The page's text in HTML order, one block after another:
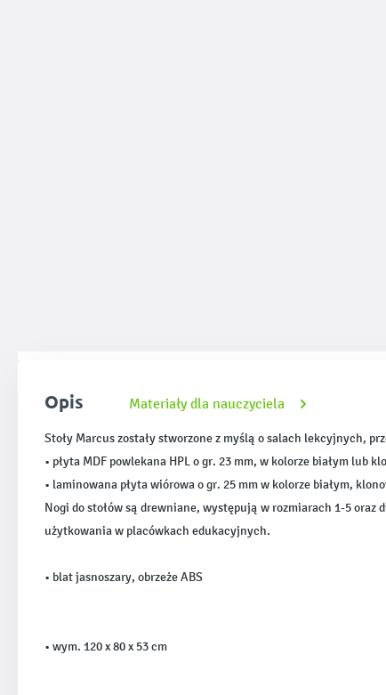
Opis Materiały dla nauczyciela
Stoły Marcus zostały stworzone z myślą o salach lekcyjnych,
• płyta MDF powlekana HPL o gr. 23 mm, w kolorze białym lub
• laminowana płyta wiórowa o gr. 25 mm w kolorze białym,
Nogi do stołów są drewniane, występują w rozmiarach 1-5 oraz
użytkowania w placówkach edukacyjnych.
• blat jasnoszary, obrzeże ABS
• wym. 120 x 80 x 53 cm